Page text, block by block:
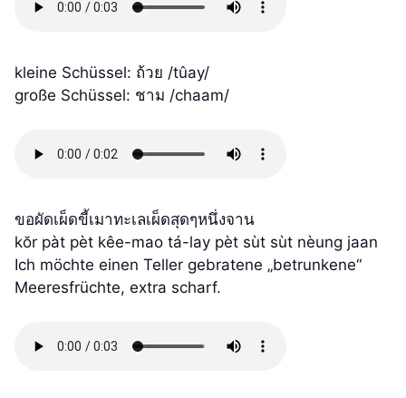
kleine Schüssel: ถ้วย /tûay/
große Schüssel: ชาม /chaam/
ขอผัดเผ็ดขี้เมาทะเลเผ็ดสุดๆหนึ่งจาน
kŏr pàt pèt kêe-mao tá-lay pèt sùt sùt nèung jaan
Ich möchte einen Teller gebratene „betrunkene“
Meeresfrüchte, extra scharf.